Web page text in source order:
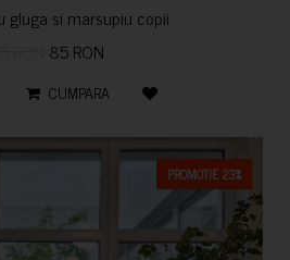
gluga si marsupiu copii
85 RON
CUMPARA
PROMOTIE 23%